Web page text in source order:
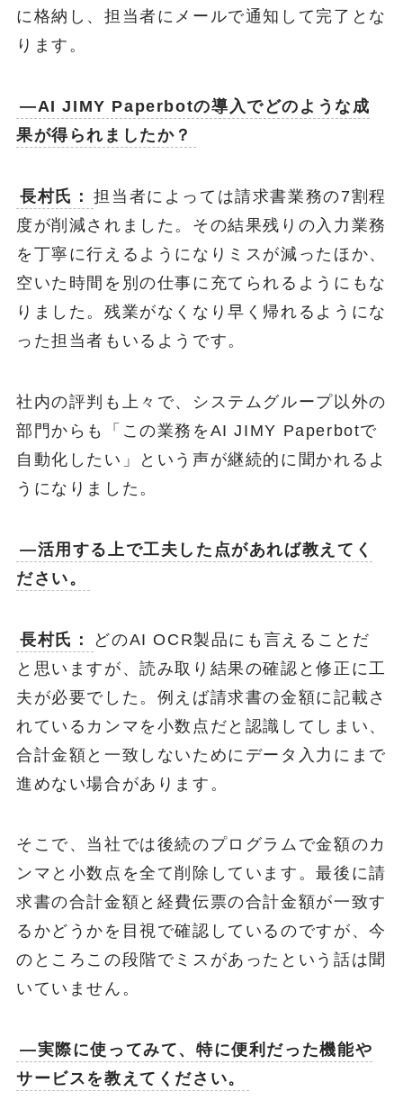
に格納し、担当者にメールで通知して完了とな
ります。
―AI JIMY Paperbotの導入でどのような成
果が得られましたか？
長村氏：
担当者によっては請求書業務の7割程
度が削減されました。その結果残りの入力業務
を丁寧に行えるようになりミスが減ったほか、
空いた時間を別の仕事に充てられるようにもな
りました。残業がなくなり早く帰れるようにな
った担当者もいるようです。
社内の評判も上々で、システムグループ以外の
部門からも「この業務をAI JIMY Paperbotで
自動化したい」という声が継続的に聞かれるよ
うになりました。
―活用する上で工夫した点があれば教えてく
ださい。
長村氏：
どのAI OCR製品にも言えることだ
と思いますが、読み取り結果の確認と修正に工
夫が必要でした。例えば請求書の金額に記載さ
れているカンマを小数点だと認識してしまい、
合計金額と一致しないためにデータ入力にまで
進めない場合があります。
そこで、当社では後続のプログラムで金額のカ
ンマと小数点を全て削除しています。最後に請
求書の合計金額と経費伝票の合計金額が一致す
るかどうかを目視で確認しているのですが、今
のところこの段階でミスがあったという話は聞
いていません。
―実際に使ってみて、特に便利だった機能や
サービスを教えてください。